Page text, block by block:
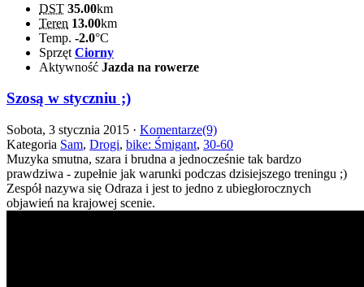
DST 35.00km
Teren 13.00km
Temp. -2.0°C
Sprzęt Ciorny
Aktywność Jazda na rowerze
Szosą w styczniu ;)
Sobota, 3 stycznia 2015 · Komentarze(9)
Kategoria Sam, Drogi, bike: Śmigant, 30-60
Muzyka smutna, szara i brudna a jednocześnie tak bardzo
prawdziwa - zupełnie jak warunki podczas dzisiejszego treningu ;)
Zespół nazywa się Odraza i jest to jedno z ubiegłorocznych
objawień na krajowej scenie.